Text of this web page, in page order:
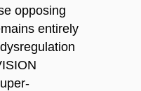
opposing
entirely